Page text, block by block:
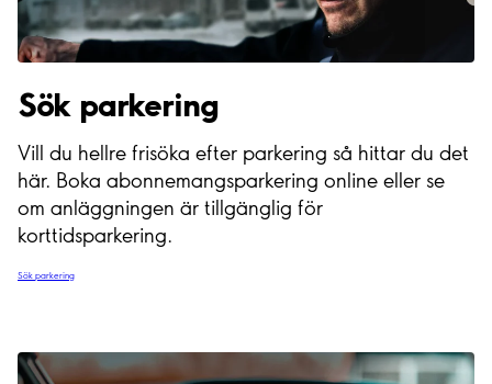
Sök parkering
Vill du hellre frisöka efter parkering så hittar du det
här. Boka abonnemangsparkering online eller se
om anläggningen är tillgänglig för
korttidsparkering.
Sök parkering